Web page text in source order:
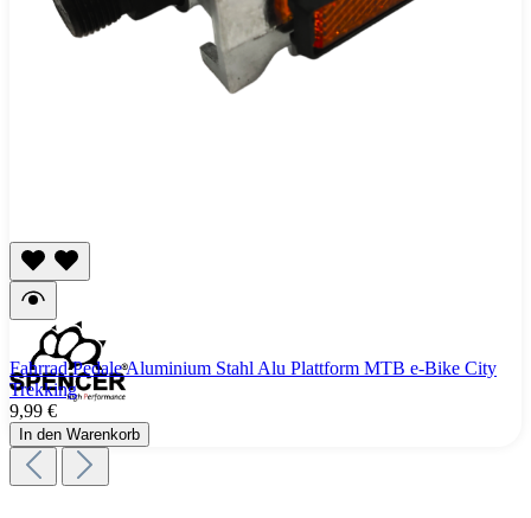
Fahrrad Pedale Aluminium Stahl Alu Plattform MTB e-Bike City
Trekking
9,99 €
In den Warenkorb